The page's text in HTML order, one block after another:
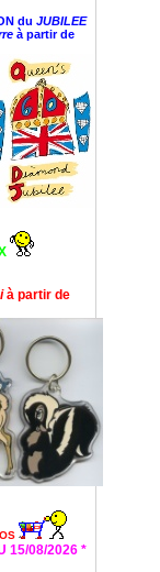
du JUBILEE
à partir de
à partir de
15/08/2026 *